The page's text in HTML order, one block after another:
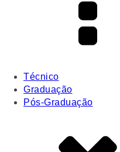
Técnico
Graduação
Pós-Graduação